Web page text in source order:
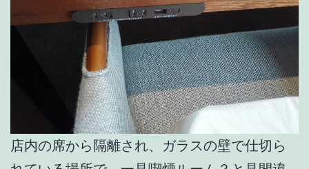
店内の席から隔離され、ガラスの壁で仕切ら